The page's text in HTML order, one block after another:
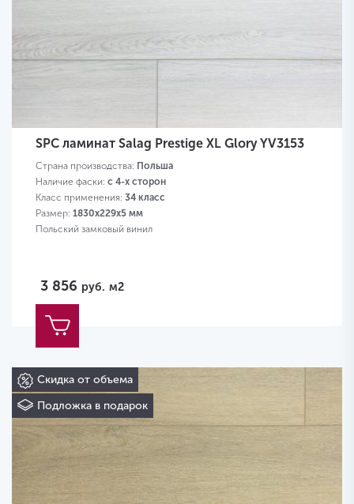
SPC ламинат Salag Prestige XL Glory YV3153
Страна производства: Польша
Наличие фаски: с 4-х сторон
Класс применения: 34 класс
Размер: 1830х229х5 мм
Польский замковый винил
3 856 руб. м2
Скидка от объема
Подложка в подарок